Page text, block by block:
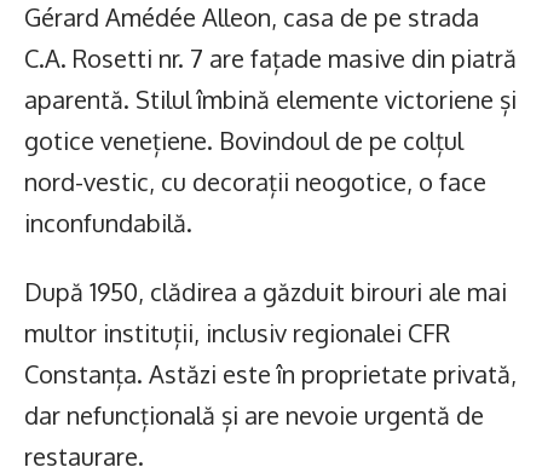
Gérard Amédée Alleon, casa de pe strada
C.A. Rosetti nr. 7 are fațade masive din piatră
aparentă. Stilul îmbină elemente victoriene și
gotice venețiene. Bovindoul de pe colțul
nord-vestic, cu decorații neogotice, o face
inconfundabilă.
După 1950, clădirea a găzduit birouri ale mai
multor instituții, inclusiv regionalei CFR
Constanța. Astăzi este în proprietate privată,
dar nefuncțională și are nevoie urgentă de
restaurare.